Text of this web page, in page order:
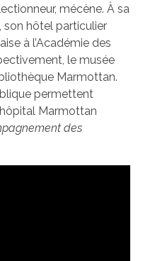
mécène. À sa
son hôtel particulier
à l’Académie des
le musée
Marmottan.
permettent
Marmottan
des